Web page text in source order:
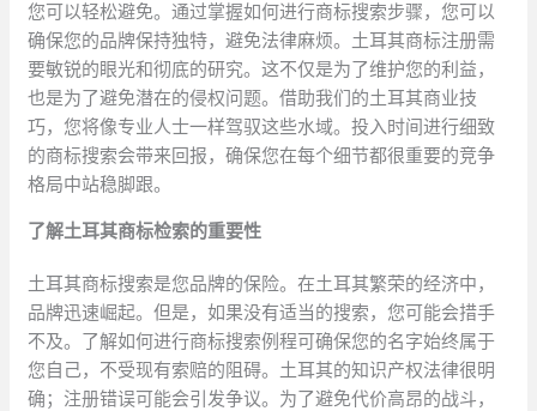
您可以轻松避免。通过掌握如何进行商标搜索步骤，您可以
确保您的品牌保持独特，避免法律麻烦。土耳其商标注册需
要敏锐的眼光和彻底的研究。这不仅是为了维护您的利益，
也是为了避免潜在的侵权问题。借助我们的土耳其商业技
巧，您将像专业人士一样驾驭这些水域。投入时间进行细致
的商标搜索会带来回报，确保您在每个细节都很重要的竞争
格局中站稳脚跟。
了解土耳其商标检索的重要性
土耳其商标搜索是您品牌的保险。在土耳其繁荣的经济中，
品牌迅速崛起。但是，如果没有适当的搜索，您可能会措手
不及。了解如何进行商标搜索例程可确保您的名字始终属于
您自己，不受现有索赔的阻碍。土耳其的知识产权法律很明
确；注册错误可能会引发争议。为了避免代价高昂的战斗，